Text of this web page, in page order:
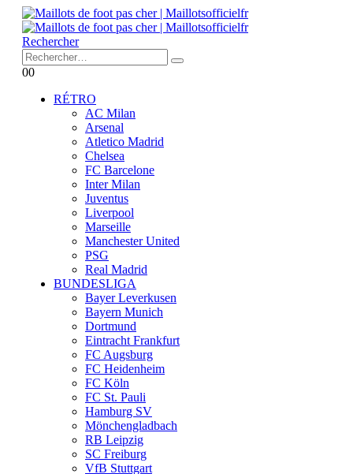
Rechercher
00
RÉTRO
AC Milan
Arsenal
Atletico Madrid
Chelsea
FC Barcelone
Inter Milan
Juventus
Liverpool
Marseille
Manchester United
PSG
Real Madrid
BUNDESLIGA
Bayer Leverkusen
Bayern Munich
Dortmund
Eintracht Frankfurt
FC Augsburg
FC Heidenheim
FC Köln
FC St. Pauli
Hamburg SV
Mönchengladbach
RB Leipzig
SC Freiburg
VfB Stuttgart